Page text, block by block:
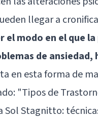
llegar a
el modo en el que
de
en esta forma de
"Tipos de
Sol Stagnitto: